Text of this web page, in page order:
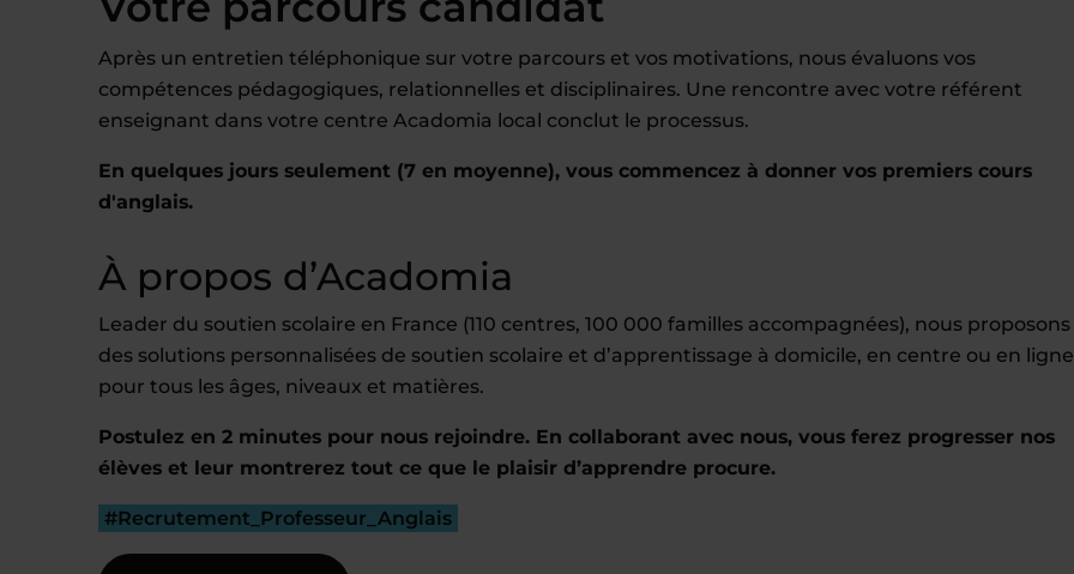
Après un entretien téléphonique sur votre parcours et vos motivations, nous évaluons vos
compétences pédagogiques, relationnelles et disciplinaires. Une rencontre avec votre référent
enseignant dans votre centre Acadomia local conclut le processus.
En quelques jours seulement (7 en moyenne), vous commencez à donner vos premiers cours
d'anglais.
À propos d’Acadomia
Leader du soutien scolaire en France (110 centres, 100 000 familles accompagnées), nous proposons
des solutions personnalisées de soutien scolaire et d’apprentissage à domicile, en centre ou en
pour tous les âges, niveaux et matières.
Postulez en 2 minutes pour nous rejoindre. En collaborant avec nous, vous ferez progresser nos
élèves et leur montrerez tout ce que le plaisir d’apprendre procure.
#Recrutement_Professeur_Anglais